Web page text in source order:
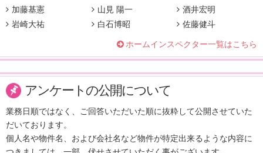
加藤基憲
山見 陽一
酒井宏明
岩崎大祐
白石博昭 佐藤健斗
ホームインスペクター一覧はこちら
アンケートの公開について
業務日順ではなく、ご回答いただいた順に抜粋して公開させていた
だいております。
個人名や物件名、および会社名など物件が特定出来るような内容に